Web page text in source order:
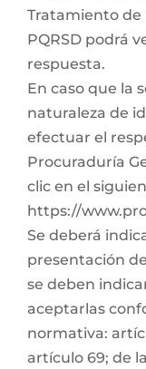
Tratamiento de
PQRSD podrá
respuesta.
En caso que la
naturaleza de
efectuar el
Procuraduría
clic en el
https://
Se deberá
presentación
se deben
aceptarlas
normativa:
artículo 69; de